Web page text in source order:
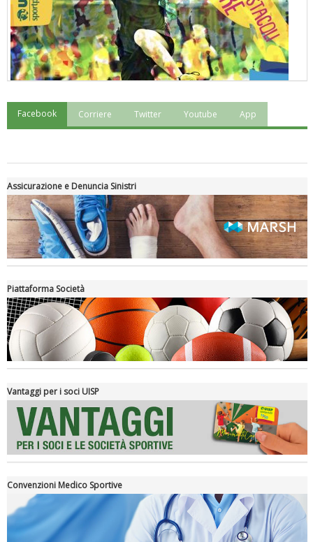
"Superare gli ostacoli": la relazione di Tiziano Pesce al CN Uisp
Luglio 2026: "Pensando con i piedi, si possono fare le
rivoluzioni"
Tiziano Pesce a Radio InBlu2000 traccia il bilancio della stagione
Facebook Corriere Twitter Youtube App
Assicurazione e Denuncia Sinistri
Piattaforma Società
Vantaggi per i soci UISP
Convenzioni Medico Sportive